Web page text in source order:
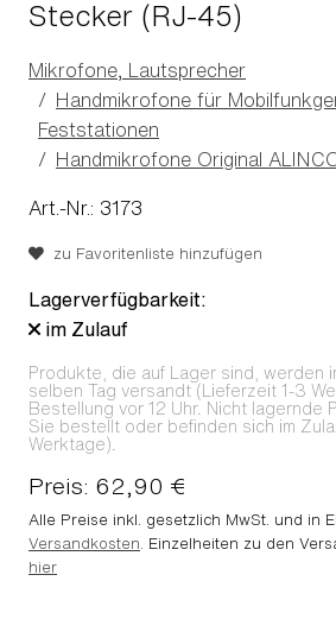
Stecker (RJ-45)
Mikrofone, Lautsprecher
Handmikrofone für
Feststationen
Handmikrofone Original
Art.-Nr.: 3173
zu Favoritenliste hinzufügen
Lagerverfügbarkeit:
im Zulauf
Produkte, die auf Lager sind, werden
selben Tag versandt (Lieferzeit 1-3
Bestellung vor 12 Uhr. Nicht lagernde
Sie bestellt oder befinden sich im
Werktage).
Preis: 62,90 €
Alle Preise inkl. gesetzlich MwSt. und in
Versandkosten . Einzelheiten zu den
hier